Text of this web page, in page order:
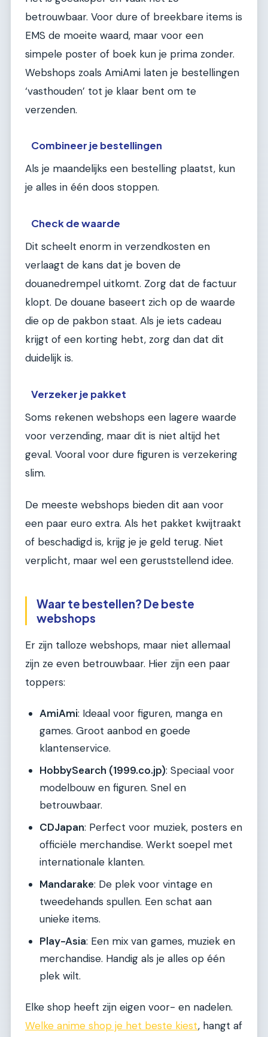
betrouwbaar. Voor dure of breekbare items is
EMS de moeite waard, maar voor een
simpele poster of boek kun je prima zonder.
Webshops zoals AmiAmi laten je bestellingen
‘vasthouden’ tot je klaar bent om te
verzenden.
Combineer je bestellingen
Als je maandelijks een bestelling plaatst, kun
je alles in één doos stoppen.
Check de waarde
Dit scheelt enorm in verzendkosten en
verlaagt de kans dat je boven de
douanedrempel uitkomt. Zorg dat de factuur
klopt. De douane baseert zich op de waarde
die op de pakbon staat. Als je iets cadeau
krijgt of een korting hebt, zorg dan dat dit
duidelijk is.
Verzeker je pakket
Soms rekenen webshops een lagere waarde
voor verzending, maar dit is niet altijd het
geval. Vooral voor dure figuren is verzekering
slim.
De meeste webshops bieden dit aan voor
een paar euro extra. Als het pakket kwijtraakt
of beschadigd is, krijg je je geld terug. Niet
verplicht, maar wel een geruststellend idee.
Waar te bestellen? De beste
webshops
Er zijn talloze webshops, maar niet allemaal
zijn ze even betrouwbaar. Hier zijn een paar
toppers:
AmiAmi: Ideaal voor figuren, manga en
games. Groot aanbod en goede
klantenservice.
HobbySearch (1999.co.jp): Speciaal voor
modelbouw en figuren. Snel en
betrouwbaar.
CDJapan: Perfect voor muziek, posters en
officiële merchandise. Werkt soepel met
internationale klanten.
Mandarake: De plek voor vintage en
tweedehands spullen. Een schat aan
unieke items.
Play-Asia: Een mix van games, muziek en
merchandise. Handig als je alles op één
plek wilt.
Elke shop heeft zijn eigen voor- en nadelen.
Welke anime shop je het beste kiest, hangt af